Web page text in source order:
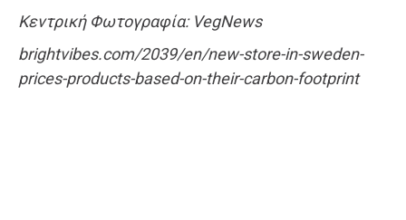
Κεντρική Φωτογραφία: VegNews
brightvibes.com/2039/en/new-store-in-sweden-
prices-products-based-on-their-carbon-footprint